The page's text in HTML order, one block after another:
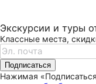
Экскурсии и туры
Классные места,
Подписаться
Нажимая